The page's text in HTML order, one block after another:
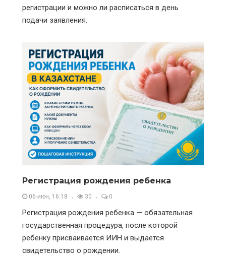
регистрации и можно ли расписаться в день
подачи заявления.
Регистрация рождения ребенка
06-июн, 16:18 30 0
Регистрация рождения ребенка — обязательная
государственная процедура, после которой
ребенку присваивается ИИН и выдается
свидетельство о рождении.